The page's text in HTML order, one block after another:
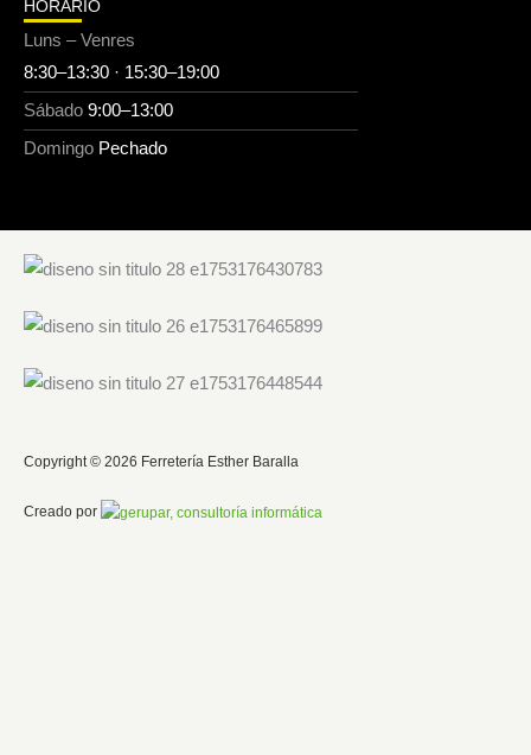
HORARIO
Luns – Venres
8:30–13:30 · 15:30–19:00
Sábado 9:00–13:00
Domingo Pechado
Copyright © 2026 Ferretería Esther Baralla
Creado por